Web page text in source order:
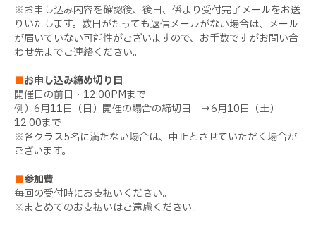
※お申し込み内容を確認後、後日、係より受付完了メールをお送
りいたします。数日がたっても返信メールがない場合は、メール
が届いていない可能性がございますので、お手数ですがお問い合
わせ先までご連絡ください。
■お申し込み締め切り日
開催日の前日・12:00PMまで
例）6月11日（日）開催の場合の締切日 → 6月10日（土）
12:00まで
※各クラス5名に満たない場合は、中止とさせていただく場合が
ございます。
■参加費
毎回の受付時にお支払いください。
※まとめてのお支払いはご遠慮ください。